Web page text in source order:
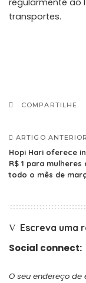
regularmente ao
transportes.
COMPARTILHE
ARTIGO ANTERIOR
Hopi Hari oferece
R$ 1 para mulheres
todo o mês de
Escreva uma
Social connect:
O seu endereço